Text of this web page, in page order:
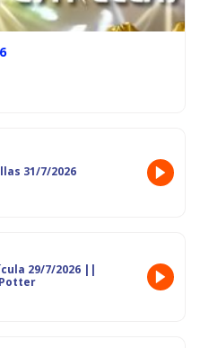
31/7/2026
29/7/2026 ||